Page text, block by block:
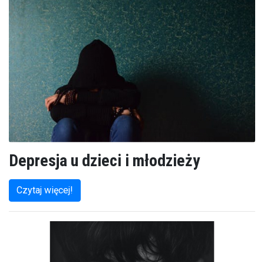
Depresja u dzieci i młodzieży
Czytaj więcej!